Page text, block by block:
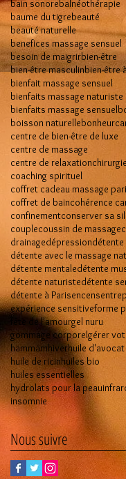
bain sonorebalnéothérapie
baume du tigrebeauté
beauté naturelle
benefices massage sensuel
besoin de maigrirbien-être
bien-être masculinbien-être
bienfait massage sensuel
bienfaits massage naturiste
bienfaits massage sensuel
boisson naturellebonheur
centre de bien-être de luxe
centre de massage
centre de relaxationchirurgie
coaching spirituel
coffret cadeau massage
coffret de baincohérence
confinementconserver sa
couplecoussin de massage
drainagedépressiondétente
détente avec le massage
détente mentaledétente
détente naturistedétente
détente à Parisencens
expérience sensitiveforme
fête de l'amourgel nuru
gommage corporelgérer
hammamhiverhuile d'avocat
huile de ricinhuiles bio
huiles essentielles
hydrolats pour la peau
insomnie
Nous suivre